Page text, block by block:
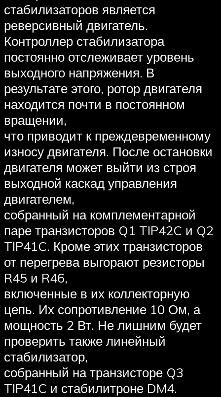
стабилизаторов является
реверсивный двигатель.
Контроллер стабилизатора
постоянно отслеживает уровень
выходного напряжения. В
результате этого, ротор двигателя
находится почти в постоянном
вращении,
что приводит к преждевременному
износу двигателя. После остановки
двигателя может выйти из строя
выходной каскад управления
двигателем,
собранный на комплементарной
паре транзисторов Q1 TIP42C и Q2
TIP41C. Кроме этих транзисторов
от перегрева выгорают резисторы
R45 и R46,
включенные в их коллекторную
цепь. Их сопротивление 10 Ом, а
мощность 2 Вт. Не лишним будет
проверить также линейный
стабилизатор,
собранный на транзисторе Q3
TIP41C и стабилитроне DM4.